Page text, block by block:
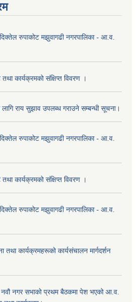
रुपाकोट मझुवागढी नगरपालिका - आ.व.
कार्यक्रमको संक्षिप्त विवरण ।
लागि राय सुझाव उपलब्ध गराउने सम्बन्धी सूचना।
रुपाकोट मझुवागढी नगरपालिका - आ.व.
कार्यक्रमको संक्षिप्त विवरण ।
रुपाकोट मझुवागढी नगरपालिका - आ.व.
कार्यक्रमहरूको कार्यसंचालन मार्गदर्शन
नगर सभाको प्रथम बैठकमा पेश भएको आ.व.